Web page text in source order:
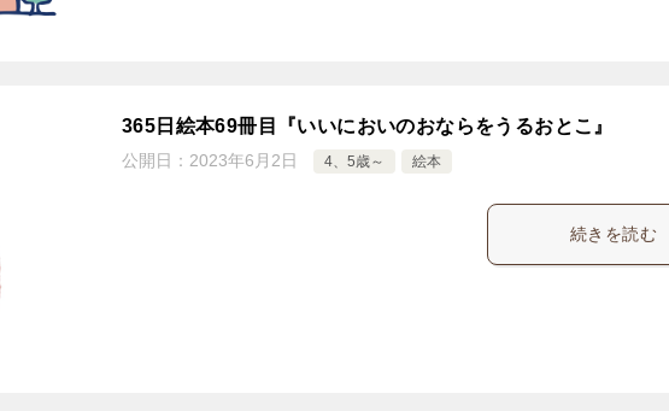
365日絵本69冊目『いいにおいのおならをうるおとこ』
公開日： 2023年6月2日 4、5歳～ 絵本
続きを読む